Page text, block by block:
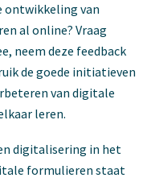
ontwikkeling van
al online? Vraag
neem deze feedback
de goede initiatieven
van digitale
leren.
digitalisering in het
formulieren staat